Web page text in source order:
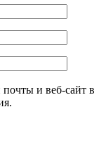
и веб-сайт в